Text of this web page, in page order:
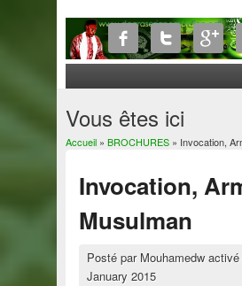
Vous êtes ici
Accueil» BROCHURES» Invocation,
Invocation,
Musulman
Posté par Mouhamedwactivé
January 2015